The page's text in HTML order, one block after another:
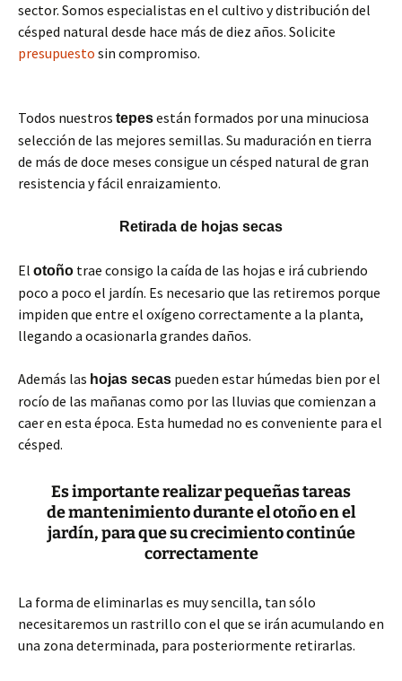
sector. Somos especialistas en el cultivo y distribución del
césped natural desde hace más de diez años. Solicite
presupuesto sin compromiso.
Todos nuestros tepesestán formados por una minuciosa
selección de las mejores semillas. Su maduración en tierra
de más de doce meses consigue un césped natural de gran
resistencia y fácil enraizamiento.
Retirada de hojas secas
El otoño trae consigo la caída de las hojas e irá cubriendo
poco a poco el jardín. Es necesario que las retiremos porque
impiden que entre el oxígeno correctamente a la planta,
llegando a ocasionarla grandes daños.
Además las hojas secas pueden estar húmedas bien por el
rocío de las mañanas como por las lluvias que comienzan a
caer en esta época. Esta humedad no es conveniente para el
césped.
Es importante realizar pequeñas tareas
de mantenimiento durante el otoño en el
jardín, para que su crecimiento continúe
correctamente
La forma de eliminarlas es muy sencilla, tan sólo
necesitaremos un rastrillo con el que se irán acumulando en
una zona determinada, para posteriormente retirarlas.